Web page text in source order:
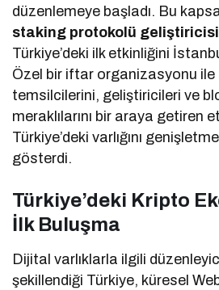
düzenlemeye başladı. Bu
staking protokolü
Türkiye’deki ilk etkinliğini
Özel bir iftar organizasyonu
temsilcilerini, geliştiricileri ve
meraklılarını bir araya getiren
Türkiye’deki varlığını genişletme
gösterdi.
Türkiye’deki Kripto
İlk Buluşma
Dijital varlıklarla ilgili
şekillendiği Türkiye, küresel